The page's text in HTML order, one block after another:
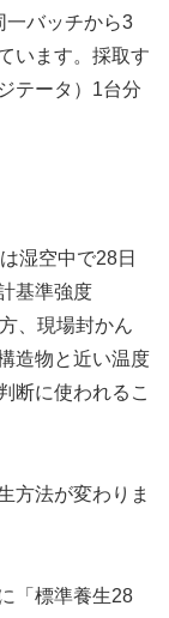
一バッチから3
います。採取す
テータ）1台分
湿空中で28日
基準強度
、現場封かん
造物と近い温度
断に使われるこ
方法が変わりま
「標準養生28